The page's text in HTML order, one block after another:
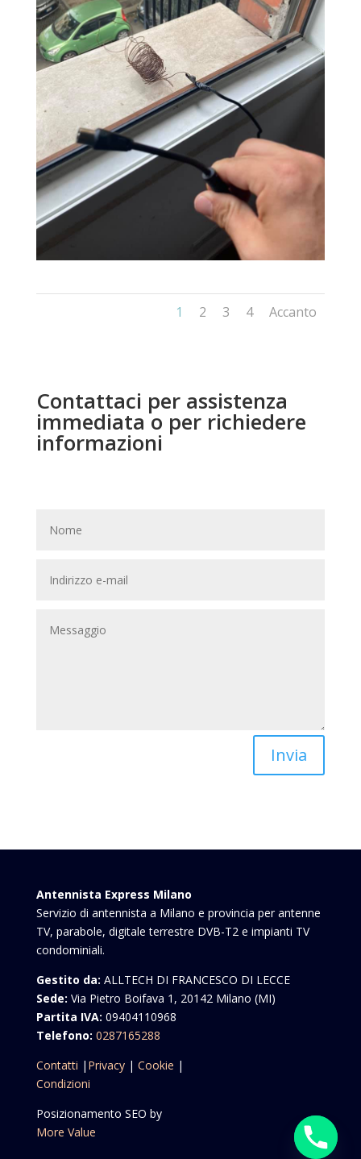
1 2 3 4 Accanto
Contattaci per assistenza
immediata o per richiedere
informazioni
Invia
Antennista Express Milano
Servizio di antennista a Milano e provincia per antenne
TV, parabole, digitale terrestre DVB-T2 e impianti TV
condominiali.
Gestito da: ALLTECH DI FRANCESCO DI LECCE
Sede: Via Pietro Boifava 1, 20142 Milano (MI)
Partita IVA: 09404110968
Telefono: 0287165288
Contatti | Privacy| Cookie |
Condizioni
Posizionamento SEO by
More Value